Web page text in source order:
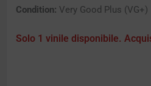
Condition: Very Good Plus (VG+)
Solo 1 vinile disponibile.